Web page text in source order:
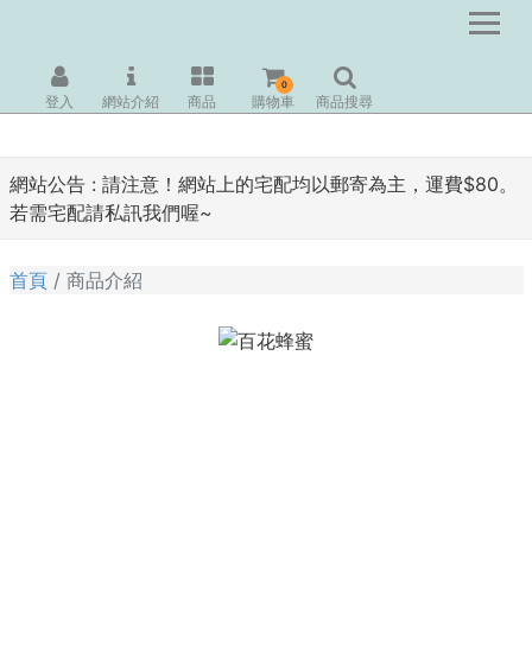
網站公告 : 請注意！網站上的宅配均以郵寄為主，運費$80。
若需宅配請私訊我們喔~
登入 網站介紹 商品 購物車
0
商品搜尋
首頁 商品介紹